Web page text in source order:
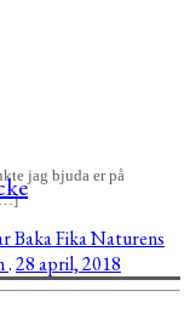
jag bjuda er på
BakaFikaNaturens
.28 april, 2018